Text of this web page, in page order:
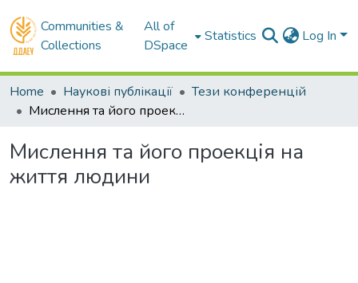
Communities &
Collections
All of
DSpace
Statistics Log In
Home Наукові публікації
Тези конференцій
Мислення та його проекція на життя людини
Мислення та його проекція на
життя людини